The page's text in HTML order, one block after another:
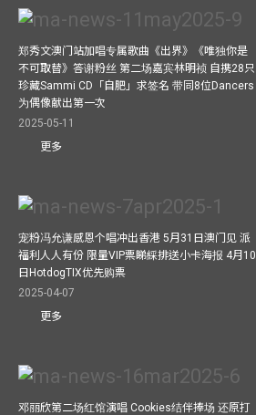
郑秀文澳门站加唱专属歌曲《出界》《唯独你是
不可取替》答谢粉丝 第二场嘉宾林明祯 自携28只
珍藏Sammi CD「自肥」求签名 带同8位Dancers
为偶像献出第一次
2025-05-11
更多
宠粉冯允谦感恩个唱冲出香港 5月31日澳门见 派
福利人人有份 限量VIP票睇綵排送小卡海报 4月10
日HotdogTIX优先购票
2025-04-07
更多
邓丽欣第二场红馆演唱 Cookies结伴捧场 还原打